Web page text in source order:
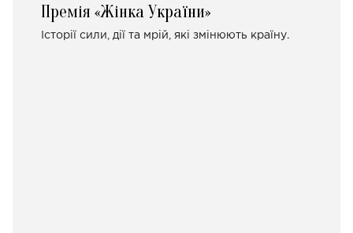
Премія «Жінка України»
Історії сили, дії та мрій, які змінюють країну.